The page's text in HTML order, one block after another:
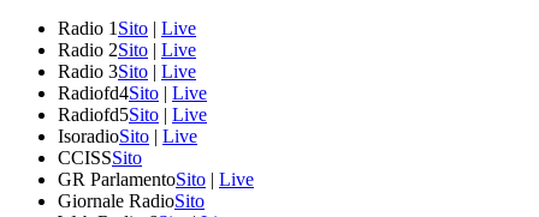
Radio 1 Sito | Live
Radio 2Sito | Live
Radio 3Sito | Live
Radiofd4Sito | Live
Radiofd5Sito | Live
IsoradioSito | Live
CCISSSito
GR ParlamentoSito | Live
Giornale RadioSito